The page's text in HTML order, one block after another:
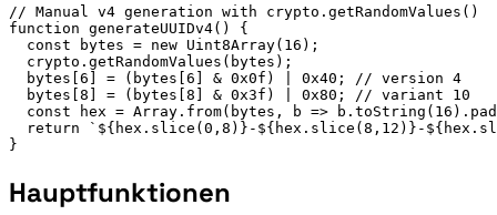
// Manual v4 generation with crypto.getRandomValues()
function generateUUIDv4() {
  const bytes = new Uint8Array(16);
  crypto.getRandomValues(bytes);
  bytes[6] = (bytes[6] & 0x0f) | 0x40; // version 4
  bytes[8] = (bytes[8] & 0x3f) | 0x80; // variant 10
const hex = Array.from(bytes, b =>
return `${hex.slice(0,8)}-${hex.slice(8,12)}-
}
Hauptfunktionen